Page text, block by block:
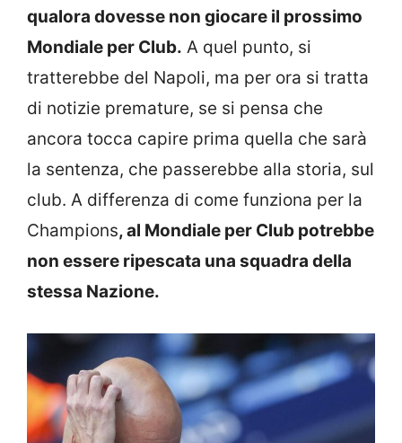
qualora dovesse non giocare il prossimo
Mondiale per Club. A quel punto, si
tratterebbe del Napoli, ma per ora si tratta
di notizie premature, se si pensa che
ancora tocca capire prima quella che sarà
la sentenza, che passerebbe alla storia, sul
club. A differenza di come funziona per la
Champions, al Mondiale per Club potrebbe
non essere ripescata una squadra della
stessa Nazione.